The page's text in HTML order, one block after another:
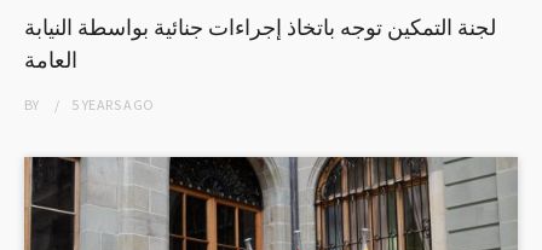
لجنة التمكين توجه باتخاذ إجراءات جنائية بواسطة النيابة
العامة
BY 5 YEARSAGO